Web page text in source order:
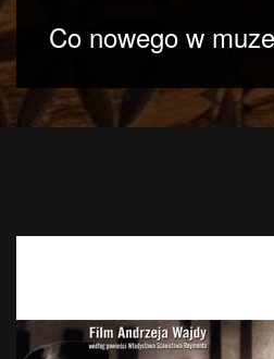
Co nowego w